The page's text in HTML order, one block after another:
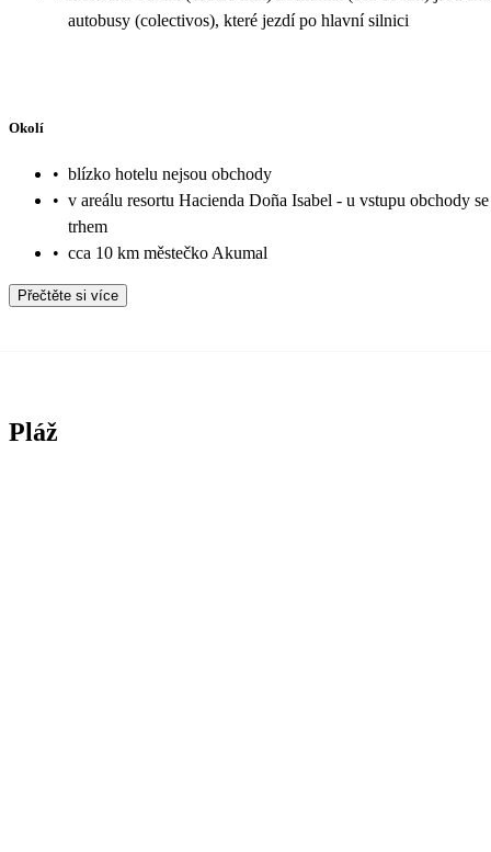
autobusy (colectivos), které jezdí po hlavní silnici
Okolí
• blízko hotelu nejsou obchody
• v areálu resortu Hacienda Doña Isabel - u vstupu obchody
trhem
• cca 10 km městečko Akumal
Přečtěte si více
Pláž